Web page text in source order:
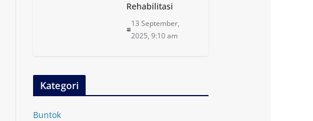
Rehabilitasi
13 September,
2025, 9:10 am
Kategori
Buntok